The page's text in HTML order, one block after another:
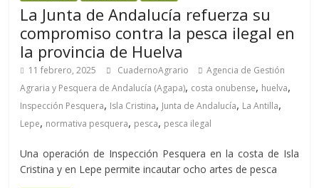
La Junta de Andalucía refuerza su
compromiso contra la pesca ilegal en
la provincia de Huelva
11 febrero, 2025 CuadernoAgrario
Agencia de Gestión
Agraria y Pesquera de Andalucía (Agapa), costa onubense, huelva,
Inspección Pesquera, Isla Cristina, Junta de Andalucía, La Antilla,
Lepe, normativa pesquera, pesca, pesca ilegal
Una operación de Inspección Pesquera en la costa de Isla
Cristina y en Lepe permite incautar ocho artes de pesca